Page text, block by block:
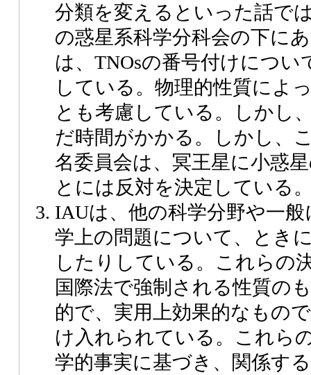
分類を変えるといった話で
の惑星系科学分科会の下に
は、TNOsの番号付けについ
している。物理的性質によ
とも考慮している。しかし
だ時間がかかる。しかし、
名委員会は、冥王星に小惑
とには反対を決定している
IAUは、他の科学分野や一
学上の問題について、とき
したりしている。これらの
国際法で強制される性質の
的で、実用上効果的なもの
け入れられている。これら
学的事実に基づき、関係す